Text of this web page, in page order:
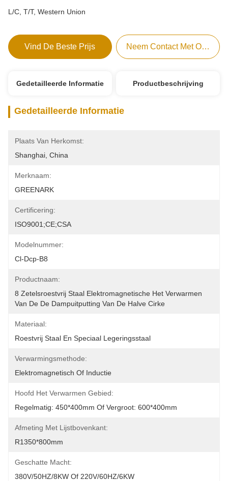
L/C, T/T, Western Union
Vind De Beste Prijs Neem Contact Met Ons Op
Gedetailleerde Informatie Productbeschrijving
Gedetailleerde Informatie
Plaats Van Herkomst:
Shanghai, China
Merknaam:
GREENARK
Certificering:
ISO9001;CE;CSA
Modelnummer:
Cl-Dcp-B8
Productnaam:
8 Zetelsroestvrij Staal Elektromagnetische Het Verwarmen
Van De De Dampuitputting Van De Halve Cirke
Materiaal:
Roestvrij Staal En Speciaal Legeringsstaal
Verwarmingsmethode:
Elektromagnetisch Of Inductie
Hoofd Het Verwarmen Gebied:
Regelmatig: 450*400mm Of Vergroot: 600*400mm
Afmeting Met Lijstbovenkant:
R1350*800mm
Geschatte Macht:
380V/50HZ/8KW Of 220V/60HZ/6KW